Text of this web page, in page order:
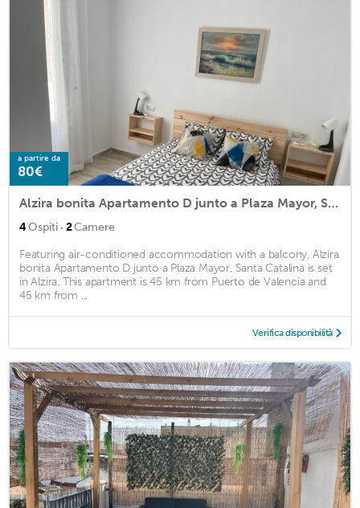
a partire da
80€
Alzira bonita Apartamento D junto a Plaza Mayor, Santa Catalina
4Ospiti · 2Camere
Featuring air-conditioned accommodation with a balcony, Alzira
bonita Apartamento D junto a Plaza Mayor, Santa Catalina is set
in Alzira. This apartment is 45 km from Puerto de Valencia and
45 km from ...
Verifica disponibilità